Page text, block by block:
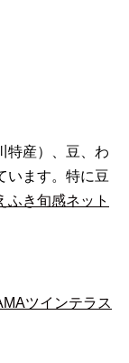
特産）、豆、わ
います。特に豆
ふき旬感ネット
ツインテラス